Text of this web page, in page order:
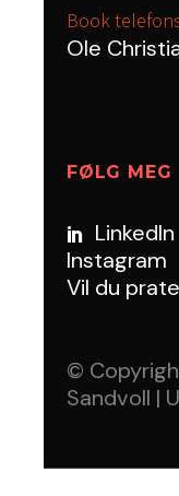
Book
Ole
FØLG MEG
LinkedIn
Instagram
Vil du
©
Sandvoll |